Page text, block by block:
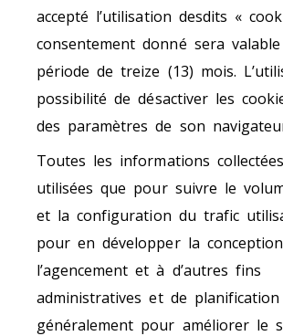
accepté l’utilisation desdits «
consentement donné sera
période de treize (13) mois.
possibilité de désactiver les
des paramètres de son
Toutes les informations
utilisées que pour suivre le
et la configuration du trafic
pour en développer la
l’agencement et à d’autres fins
administratives et de
généralement pour améliorer le